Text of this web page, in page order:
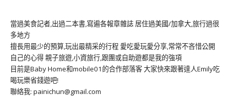
當過美食記者,出過二本書,寫遍各報章雜誌 居住過美國/加拿大,旅行過很
多地方
擅長用最少的預算,玩出最精采的行程 愛吃愛玩愛分享,常常不吝惜公開
自己的心得 親子旅遊,小資旅行,跟團或自助遊都是我的強項
目前是Baby Home和mobile01的合作部落客 大家快來跟著達人Emily吃
喝玩樂省錢遊吧!
聯絡我: painichun@gmail.com